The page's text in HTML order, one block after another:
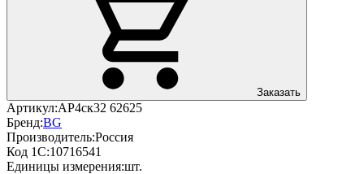
Заказать
Артикул:АР4ск32 62625
Бренд:BG
Производитель:Россия
Код 1С:10716541
Единицы измерения:шт.